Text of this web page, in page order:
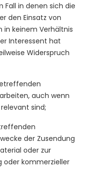
Fall in denen sich die
den Einsatz von
keinem Verhältnis
Interessent hat
Widerspruch
auch wenn
sind;
der Zusendung
oder zur
oder kommerzieller